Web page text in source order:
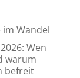
Wandel
Wen
warum
befreit